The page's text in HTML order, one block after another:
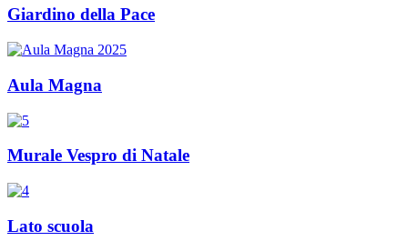
Giardino della Pace
Aula Magna
Murale Vespro di Natale
Lato scuola